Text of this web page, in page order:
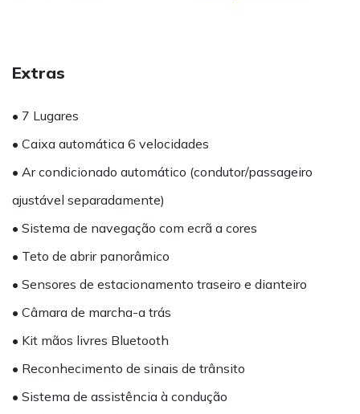
Extras
• 7 Lugares
• Caixa automática 6 velocidades
• Ar condicionado automático (condutor/passageiro
ajustável separadamente)
• Sistema de navegação com ecrã a cores
• Teto de abrir panorâmico
• Sensores de estacionamento traseiro e dianteiro
• Câmara de marcha-a trás
• Kit mãos livres Bluetooth
• Reconhecimento de sinais de trânsito
• Sistema de assistência à condução